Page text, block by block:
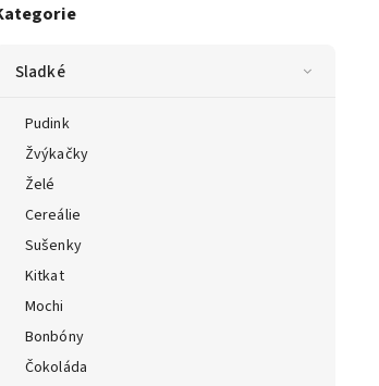
Sladké
Pudink
Žvýkačky
Želé
Cereálie
Sušenky
Kitkat
Mochi
Bonbóny
Čokoláda